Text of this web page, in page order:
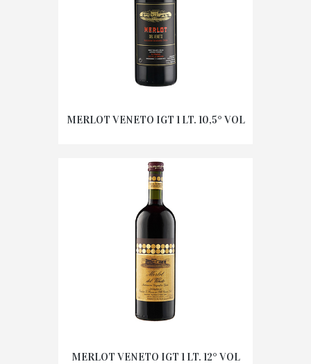
MERLOT VENETO IGT 1 LT. 10,5° VOL
MERLOT VENETO IGT 1 LT. 12° VOL